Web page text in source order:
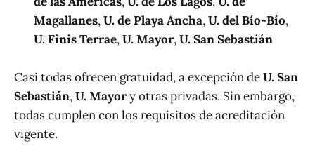
Magallanes,U. de Playa Ancha,U. del Bío-Bío,
U. Finis Terrae,U. Mayor,U. San Sebastián
Casi todas ofrecen gratuidad, a excepción deU. San
Sebastián,U. Mayory otras privadas. Sin embargo,
todas cumplen con los requisitos de acreditación
vigente.